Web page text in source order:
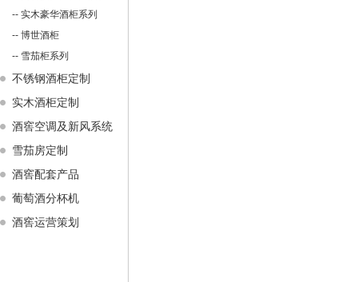
-- 实木豪华酒柜系列
-- 博世酒柜
-- 雪茄柜系列
不锈钢酒柜定制
实木酒柜定制
酒窖空调及新风系统
雪茄房定制
酒窖配套产品
葡萄酒分杯机
酒窖运营策划